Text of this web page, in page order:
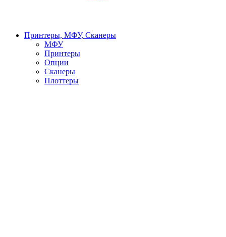
Принтеры, МФУ, Сканеры
МФУ
Принтеры
Опции
Сканеры
Плоттеры